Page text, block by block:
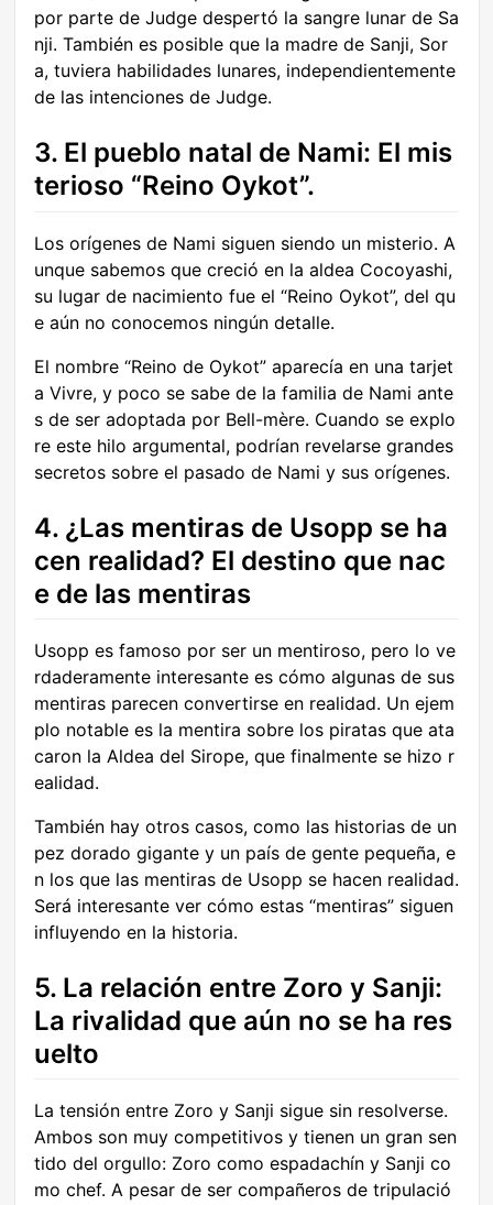
por parte de Judge despertó la sangre lunar de Sa
nji. También es posible que la madre de Sanji, Sor
a, tuviera habilidades lunares, independientemente
de las intenciones de Judge.
3. El pueblo natal de Nami: El mis
terioso “Reino Oykot”.
Los orígenes de Nami siguen siendo un misterio. A
unque sabemos que creció en la aldea Cocoyashi,
su lugar de nacimiento fue el “Reino Oykot”, del qu
e aún no conocemos ningún detalle.
El nombre “Reino de Oykot” aparecía en una tarjet
a Vivre, y poco se sabe de la familia de Nami ante
s de ser adoptada por Bell-mère. Cuando se explo
re este hilo argumental, podrían revelarse grandes
secretos sobre el pasado de Nami y sus orígenes.
4. ¿Las mentiras de Usopp se ha
cen realidad? El destino que nac
e de las mentiras
Usopp es famoso por ser un mentiroso, pero lo ve
rdaderamente interesante es cómo algunas de sus
mentiras parecen convertirse en realidad. Un ejem
plo notable es la mentira sobre los piratas que ata
caron la Aldea del Sirope, que finalmente se hizo r
ealidad.
También hay otros casos, como las historias de un
pez dorado gigante y un país de gente pequeña, e
n los que las mentiras de Usopp se hacen realidad.
Será interesante ver cómo estas “mentiras” siguen
influyendo en la historia.
5. La relación entre Zoro y Sanji:
La rivalidad que aún no se ha res
uelto
La tensión entre Zoro y Sanji sigue sin resolverse.
Ambos son muy competitivos y tienen un gran sen
tido del orgullo: Zoro como espadachín y Sanji co
mo chef. A pesar de ser compañeros de tripulació